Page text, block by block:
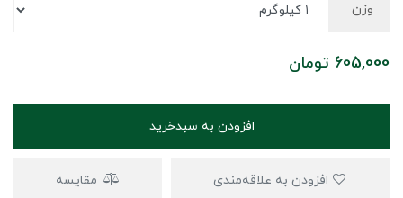
وزن
605,000 تومان
افزودن به سبدخرید
مقایسه